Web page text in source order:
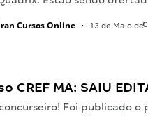
Cursos Online •
13 de Maio de
CREF MA: SAIU
Foi publicado